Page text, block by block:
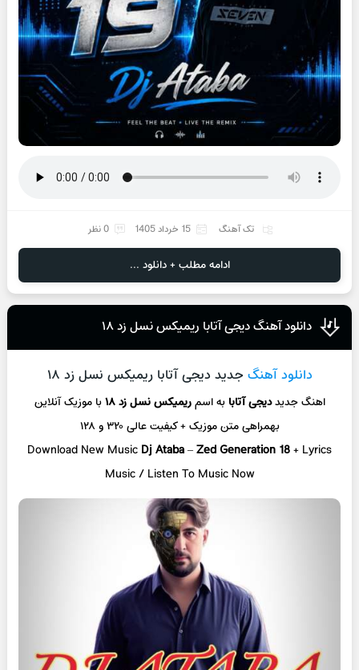
تک آهنگ 15 خرداد 1405 0 نظر
ادامه مطلب + دانلود ...
دانلود آهنگ دیجی آتابا ریمیکس نسل زد ۱۸
دانلود آهنگ جدید دیجی آتابا ریمیکس نسل زد ۱۸
اهنگ جدیددیجی آتابابه اسمریمیکس نسل زد ۱۸
با موزیک آنلاین
بهمراهی متن موزیک + کیفیت عالی ۳۲۰ و ۱۲۸
Download New Music Dj Ataba–Zed Generation 18+ Lyrics
Music / Listen To Music Now